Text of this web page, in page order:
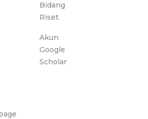
Bidang
Riset
Akun
Google
Scholar